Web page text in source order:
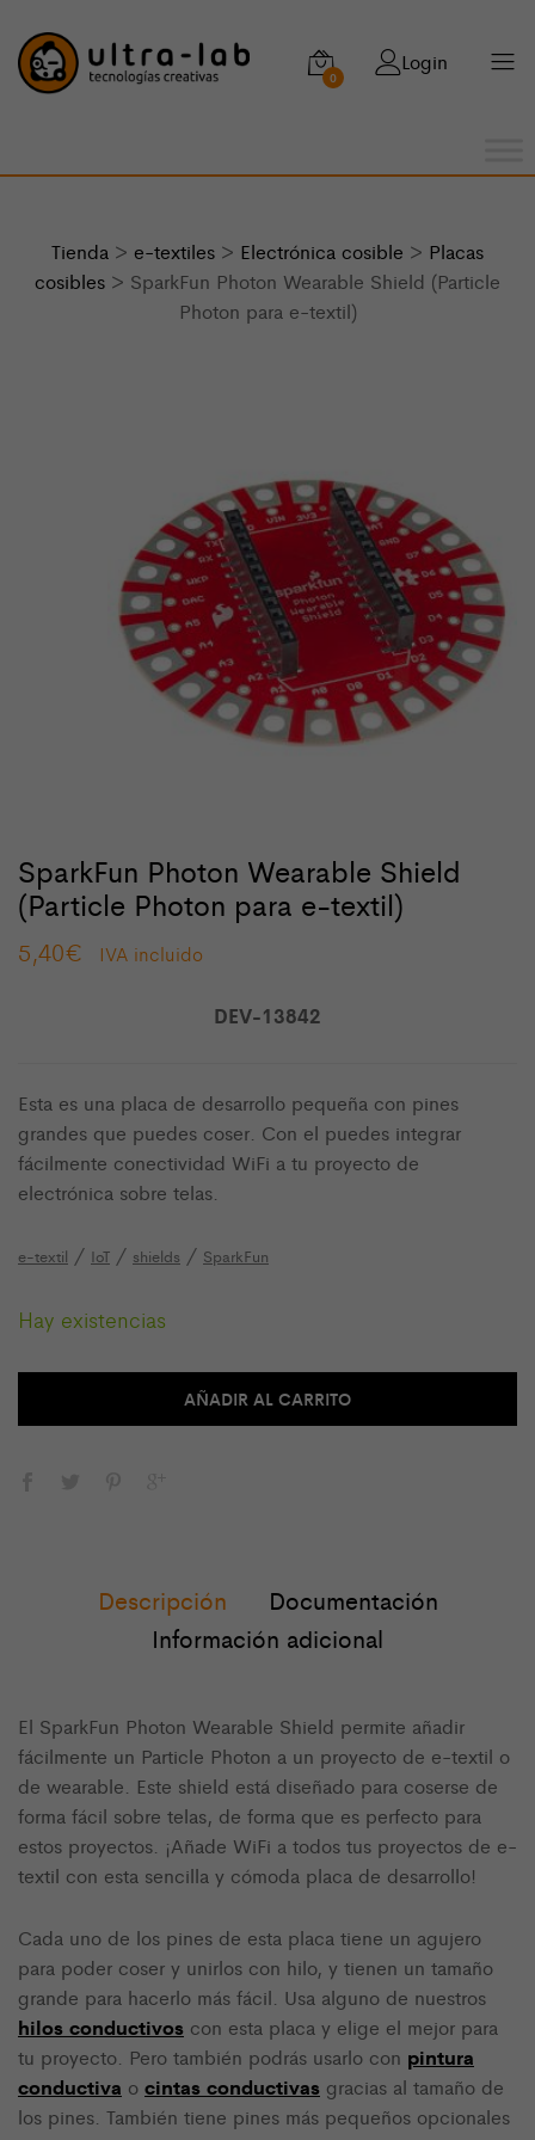
0
Login
Tienda > e-textiles > Electrónica cosible > Placas
cosibles > SparkFun Photon Wearable Shield (Particle
Photon para e-textil)
SparkFun Photon Wearable Shield
(Particle Photon para e-textil)
5,40€ IVA incluido
DEV-13842
Esta es una placa de desarrollo pequeña con pines
grandes que puedes coser. Con el puedes integrar
fácilmente conectividad WiFi a tu proyecto de
electrónica sobre telas.
e-textil / IoT / shields / SparkFun
Hay existencias
AÑADIR AL CARRITO
Descripción
Documentación
Información adicional
El SparkFun Photon Wearable Shield permite añadir
fácilmente un Particle Photon a un proyecto de e-textil o
de wearable. Este shield está diseñado para coserse de
forma fácil sobre telas, de forma que es perfecto para
estos proyectos. ¡Añade WiFi a todos tus proyectos de e-
textil con esta sencilla y cómoda placa de desarrollo!
Cada uno de los pines de esta placa tiene un agujero
para poder coser y unirlos con hilo, y tienen un tamaño
grande para hacerlo más fácil. Usa alguno de nuestros
hilos conductivos con esta placa y elige el mejor para
tu proyecto. Pero también podrás usarlo con pintura
conductiva o cintas conductivas gracias al tamaño de
los pines. También tiene pines más pequeños opcionales